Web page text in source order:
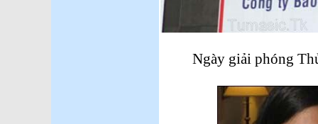
Ngày giải phóng Thủ